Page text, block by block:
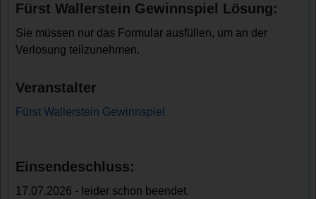
Fürst Wallerstein Gewinnspiel Lösung:
Sie müssen nur das Formular ausfüllen, um an der
Verlosung teilzunehmen.
Veranstalter
Fürst Wallerstein Gewinnspiel
Einsendeschluss:
17.07.2026 - leider schon beendet.